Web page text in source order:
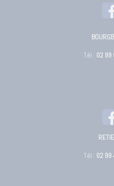
Tél : 02 99
Tél : 02 99